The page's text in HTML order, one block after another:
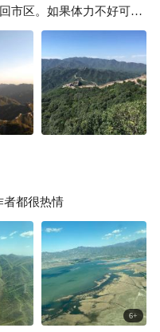
市区。如果体力不好可以
是时间差不多，北八楼之
建议去。 Z最后，877最后
误回去的最后一班车，否则
者都很热情
6+